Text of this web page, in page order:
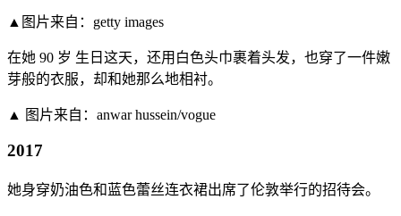
▲图片来自：getty images
在她 90 岁 生日这天，还用白色头巾裹着头发，也穿了一件嫩
芽般的衣服，却和她那么地相衬。
▲ 图片来自：anwar hussein/vogue
2017
她身穿奶油色和蓝色蕾丝连衣裙出席了伦敦举行的招待会。